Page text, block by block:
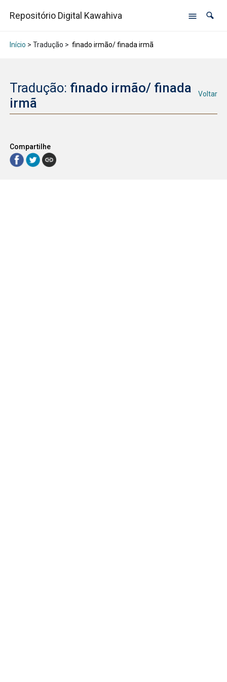
Repositório Digital Kawahiva
Início > Tradução > finado irmão/ finada irmã
Tradução: finado irmão/ finada
irmã
Voltar
Compartilhe